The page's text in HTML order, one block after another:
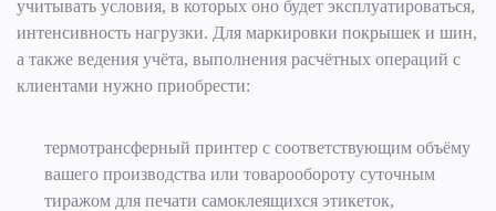
учитывать условия, в которых оно будет эксплуатироваться,
интенсивность нагрузки. Для маркировки покрышек и шин,
а также ведения учёта, выполнения расчётных операций с
клиентами нужно приобрести:
термотрансферный принтер с соответствующим объёму
вашего производства или товарообороту суточным
тиражом для печати самоклеящихся этикеток,